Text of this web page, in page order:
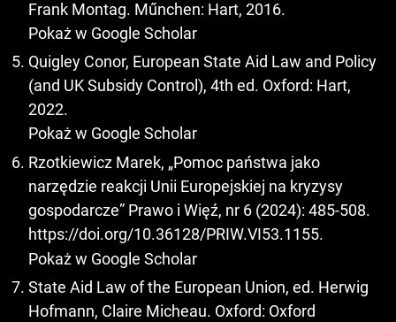
Frank Montag. Műnchen: Hart, 2016.
Pokaż w Google Scholar
Quigley Conor, European State Aid Law and Policy
(and UK Subsidy Control), 4th ed. Oxford: Hart,
2022.
Pokaż w Google Scholar
Rzotkiewicz Marek, „Pomoc państwa jako
narzędzie reakcji Unii Europejskiej na kryzysy
gospodarcze” Prawo i Więź, nr 6 (2024): 485-508.
https://doi.org/10.36128/PRIW.VI53.1155.
Pokaż w Google Scholar
State Aid Law of the European Union, ed. Herwig
Hofmann, Claire Micheau. Oxford: Oxford